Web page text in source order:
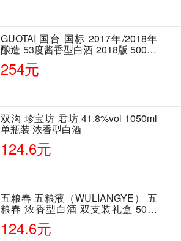
GUOTAI 国台 国标 2017年/2018年
酿造 53度酱香型白酒 2018版 500ml
单瓶装
254元
双沟 珍宝坊 君坊 41.8%vol 1050ml
单瓶装 浓香型白酒
124.6元
五粮春 五粮液（WULIANGYE） 五
粮春 浓香型白酒 双支装礼盒 50度
500ml*2瓶 含酒具
124.6元